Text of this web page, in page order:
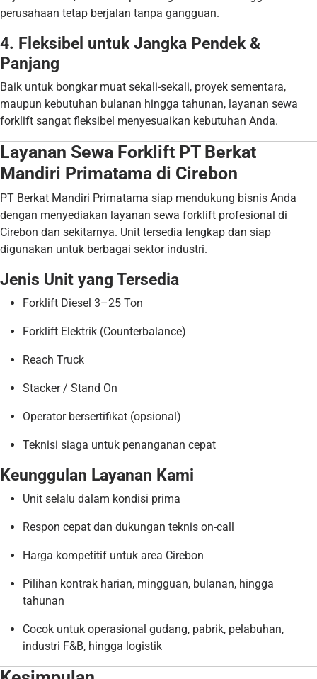
perusahaan tetap berjalan tanpa gangguan.
4. Fleksibel untuk Jangka Pendek &
Panjang
Baik untuk bongkar muat sekali-sekali, proyek sementara,
maupun kebutuhan bulanan hingga tahunan, layanan sewa
forklift sangat fleksibel menyesuaikan kebutuhan Anda.
Layanan Sewa Forklift PT Berkat
Mandiri Primatama di Cirebon
PT Berkat Mandiri Primatama siap mendukung bisnis Anda
dengan menyediakan layanan sewa forklift profesional di
Cirebon dan sekitarnya. Unit tersedia lengkap dan siap
digunakan untuk berbagai sektor industri.
Jenis Unit yang Tersedia
Forklift Diesel 3–25 Ton
Forklift Elektrik (Counterbalance)
Reach Truck
Stacker / Stand On
Operator bersertifikat (opsional)
Teknisi siaga untuk penanganan cepat
Keunggulan Layanan Kami
Unit selalu dalam kondisi prima
Respon cepat dan dukungan teknis on-call
Harga kompetitif untuk area Cirebon
Pilihan kontrak harian, mingguan, bulanan, hingga
tahunan
Cocok untuk operasional gudang, pabrik, pelabuhan,
industri F&B, hingga logistik